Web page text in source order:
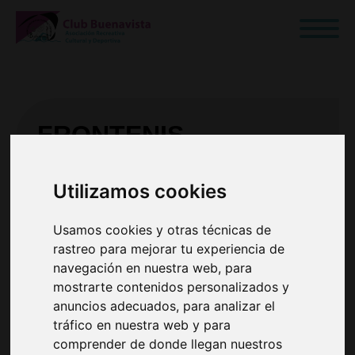
Utilizamos cookies
Usamos cookies y otras técnicas de
rastreo para mejorar tu experiencia de
navegación en nuestra web, para
mostrarte contenidos personalizados y
anuncios adecuados, para analizar el
tráfico en nuestra web y para
comprender de donde llegan nuestros
FRONTENIS
Escuela de frontenis de adultos. Monitor
Horarios de frontenis
Para consultar todos los horarios
disponibles de un solo vistazo haz
clic en el siguiente botón.